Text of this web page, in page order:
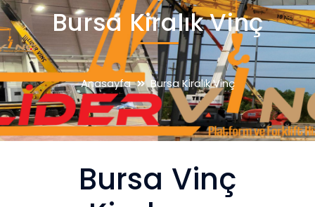
Bursa Kiralık Vinç
Anasayfa Bursa Kiralık Vinç
Bursa Vinç